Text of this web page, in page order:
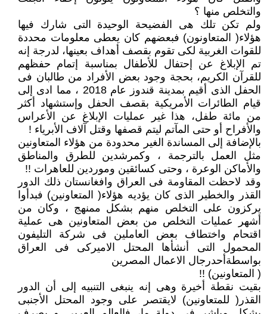
والتخلص منها ؟
ولم تكن تلك هى الفضيحة الوحيدة التى شارك فيها
هؤلاء( المتعاونون) فبعضهم كان يعطى معلومات محددة
للقوات الغربية لكى تقوم بقصف أهداف بعينها، لدرجة إنه
تم الإبلاغ عن إحتفال للأطفال بمناسبة إتمام حفظهم
للقرآن الكريم، بحجة وجود بعض الأفراد من طالبان فى
الحفل الذى أقيم بمدينة قندوز عام 2018 ، مما ادى إلى
قيام الطائرات الأمريكية بقصف الحفل وإستشهاد أكثر
من مائة طفل، هذا غير عمليات الإبلاغ عن الأعراس
والأفراح أو حتى المآتم ليتم قصفها وقتل آلاف الأبرياء !
بالإضافة إلى المساندة الغير محدودة من هؤلاء المتعاونين
مثل العمل بالترجمة ، وكمرشدين للطرق والمناطق
والأماكن الوعرة ، وحتى كسائقين وموردين للعاهرات !!
وقد لاحظت المقاومة فى العراق وافغانستان ذلك الدور
القذر والخطير الذى كان يؤديه هؤلاء( المتعاونين) فبدأوا
يركزون على التخلص منهم بشكل ممنهج ، وكان من
أشهر عمليات التخلص من بعض المتعاونين هى عملية
اقتحام واختطاف بعض العاملين فى شركة التليفون
المحمول التى أنشأها المحتل الاميركى فى العراق
بواسطةأحدرجال الاعمال المصرين
( المتعاونين) !!
بقيت نقطة أخيرة وهى إنه ينبغى التنبيه إلى أن الدور
القذر( للمتعاونين) لايقتصر على وجود المحتل الأجنبى